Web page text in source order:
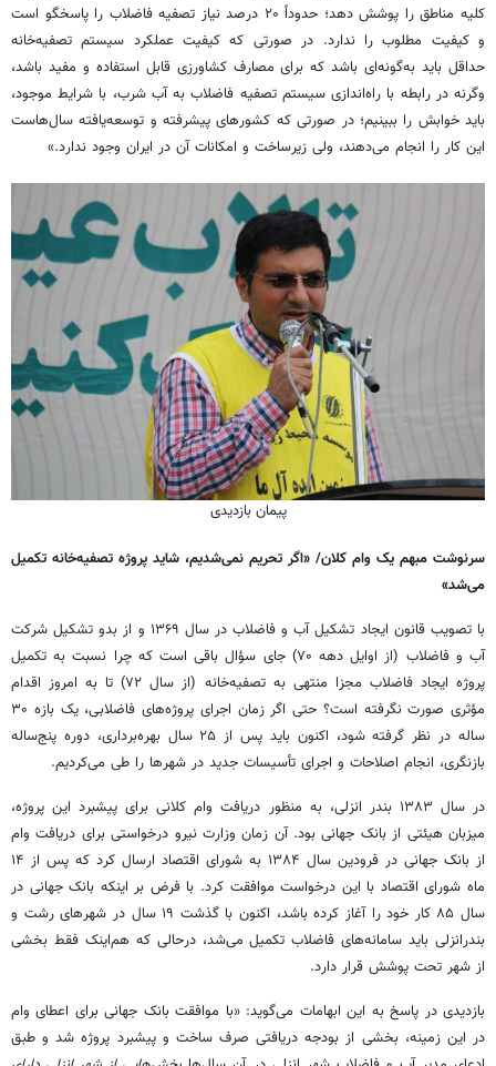
کلیه مناطق را پوشش دهد؛ حدوداً ۲۰ درصد نیاز تصفیه فاضلاب را پاسخگو است
و کیفیت مطلوب را ندارد. در صورتی که کیفیت عملکرد سیستم‌ تصفیه‌خانه
حداقل باید به‌گونه‌ای باشد که برای مصارف کشاورزی قابل استفاده و مفید باشد،
وگرنه در رابطه با راه‌اندازی سیستم تصفیه فاضلاب به آب شرب، با شرایط موجود،
باید خوابش را ببینیم؛ در صورتی که کشورهای پیشرفته و توسعه‌یافته سال‌هاست
این کار را انجام می‌دهند، ولی زیرساخت و امکانات آن در ایران وجود ندارد.»
پیمان بازدیدی
سرنوشت مبهم یک وام کلان/ «اگر تحریم نمی‌شدیم، شاید پروژه تصفیه‌خانه تکمیل
می‌شد»
با تصویب قانون ایجاد تشکیل آب و فاضلاب در سال ۱۳۶۹ و از بدو تشکیل شرکت
آب و فاضلاب (از اوایل دهه ۷۰) جای سؤال باقی است که چرا نسبت به تکمیل
پروژه ایجاد فاضلاب مجزا منتهی به تصفیه‌خانه (از سال ۷۲) تا به امروز اقدام
مؤثری صورت نگرفته است؟ حتی اگر زمان اجرای پروژه‌های فاضلابی، یک بازه ۳۰
ساله در نظر گرفته شود، اکنون باید پس از ۲۵ سال بهره‌برداری، دوره پنج‌ساله
بازنگری، انجام اصلاحات و اجرای تأسیسات جدید در شهرها را طی می‌کردیم.
در سال ۱۳۸۳ بندر انزلی، به منظور دریافت وام کلانی برای پیشبرد این پروژه،
میزبان هیئتی از بانک جهانی بود. آن زمان وزارت نیرو درخواستی برای دریافت وام
از بانک جهانی در فرودین سال ۱۳۸۴ به شورای اقتصاد ارسال کرد که پس از ۱۴
ماه شورای اقتصاد با این درخواست موافقت کرد. با فرض بر اینکه بانک جهانی در
سال ۸۵ کار خود را آغاز کرده باشد، اکنون با گذشت ۱۹ سال در شهرهای رشت و
بندرانزلی باید سامانه‌های فاضلاب تکمیل می‌شد، درحالی که هم‌اینک فقط بخشی
از شهر تحت پوشش قرار دارد.
بازدیدی در پاسخ به این ابهامات می‌گوید: «با موافقت بانک جهانی برای اعطای وام
در این زمینه، بخشی از بودجه دریافتی صرف ساخت و پیشبرد پروژه شد و طبق